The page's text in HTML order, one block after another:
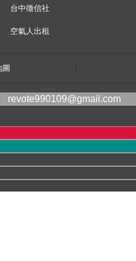
台中徵信社
空氣人出租
圖
revote990109@gmail.com